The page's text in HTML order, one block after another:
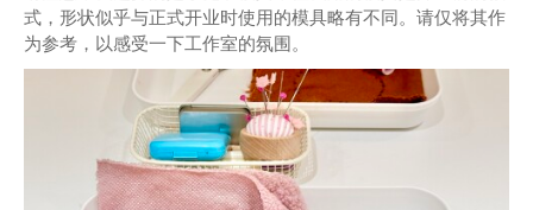
式，形状似乎与正式开业时使用的模具略有不同。请仅将其作
为参考，以感受一下工作室的氛围。